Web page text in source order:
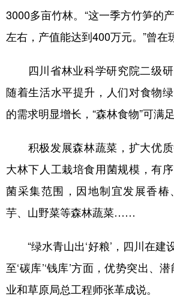
3000多亩竹林。“这一季方竹笋的
左右，产值能达到400万元。”曾在
四川省林业科学研究院二级研
随着生活水平提升，人们对食物
的需求明显增长，“森林食物”可满
积极发展森林蔬菜，扩大优质
大林下人工栽培食用菌规模，有
菌采集范围，因地制宜发展香椿
芋、山野菜等森林蔬菜……
“绿水青山出‘好粮’，四川在建设
至‘碳库’‘钱库’方面，优势突出、
业和草原局总工程师张革成说。